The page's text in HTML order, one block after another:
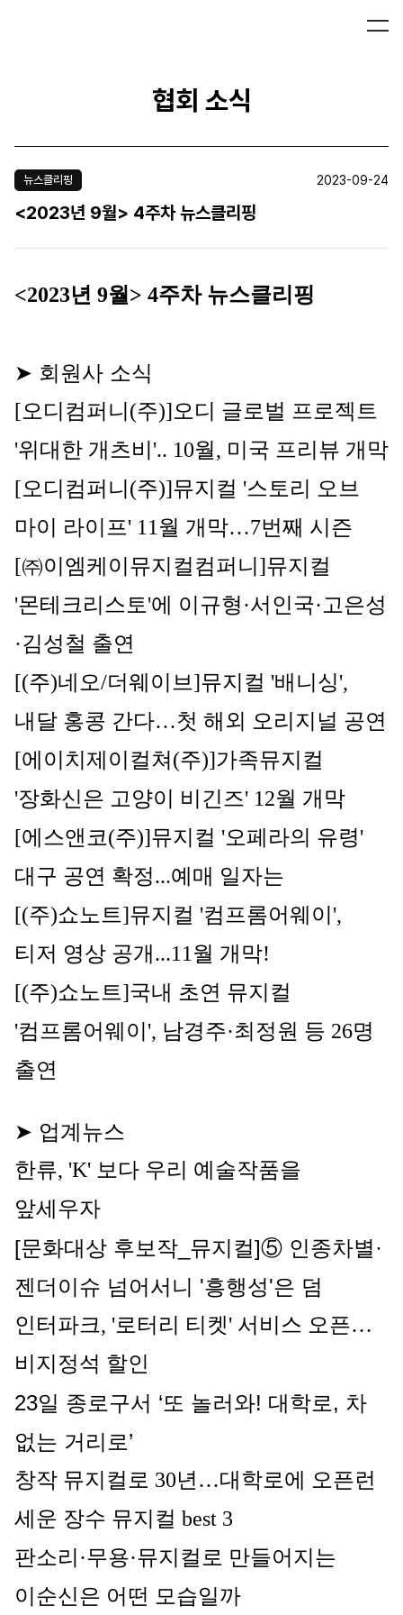
협회 소식
뉴스클리핑 2023-09-24
<2023년 9월> 4주차 뉴스클리핑
<2023년 9월> 4주차 뉴스클리핑
➤ 회원사 소식
[오디컴퍼니(주)]오디 글로벌 프로젝트
'위대한 개츠비'.. 10월, 미국 프리뷰 개막
[오디컴퍼니(주)]뮤지컬 '스토리 오브
마이 라이프' 11월 개막…7번째 시즌
[㈜이엠케이뮤지컬컴퍼니]뮤지컬
'몬테크리스토'에 이규형·서인국·고은성
·김성철 출연
[(주)네오/더웨이브]뮤지컬 '배니싱',
내달 홍콩 간다…첫 해외 오리지널 공연
[에이치제이컬쳐(주)]가족뮤지컬
'장화신은 고양이 비긴즈' 12월 개막
[에스앤코(주)]뮤지컬 '오페라의 유령'
대구 공연 확정...예매 일자는
[(주)쇼노트]뮤지컬 '컴프롬어웨이',
티저 영상 공개...11월 개막!
[(주)쇼노트]국내 초연 뮤지컬
'컴프롬어웨이', 남경주·최정원 등 26명
출연
➤ 업계뉴스
한류, 'K' 보다 우리 예술작품을
앞세우자
[문화대상 후보작_뮤지컬]⑤ 인종차별·
젠더이슈 넘어서니 '흥행성'은 덤
인터파크, '로터리 티켓' 서비스 오픈…
비지정석 할인
23일 종로구서 ‘또 놀러와! 대학로, 차
없는 거리로’
창작 뮤지컬로 30년…대학로에 오픈런
세운 장수 뮤지컬 best 3
판소리·무용·뮤지컬로 만들어지는
이순신은 어떤 모습일까